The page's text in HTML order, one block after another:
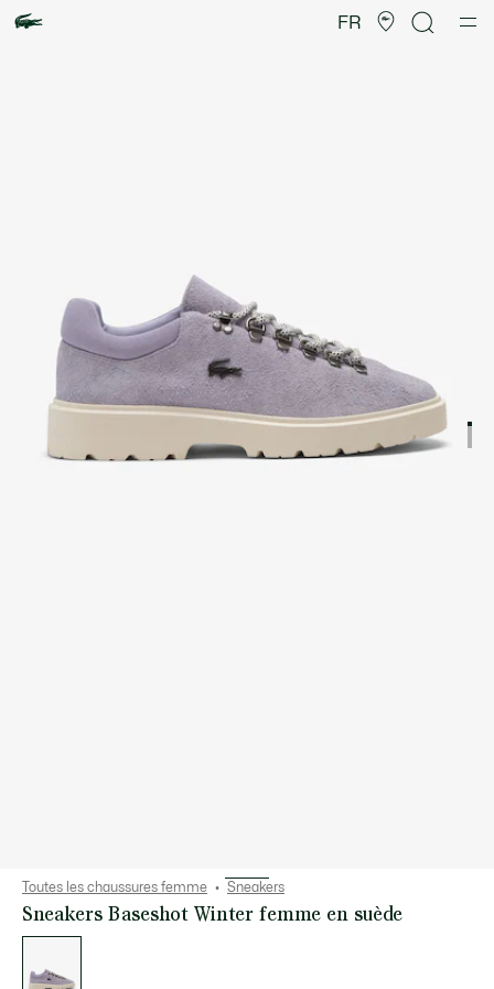
FR
d’images
produit
Toutes les chaussures femme Sneakers
Sneakers Baseshot Winter femme en suède